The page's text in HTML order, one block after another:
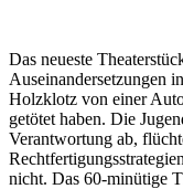
Das neueste
Auseinandersetzungen
Holzklotz von einer
getötet haben. Die
Verantwortung ab,
nicht. Das 60-minütige